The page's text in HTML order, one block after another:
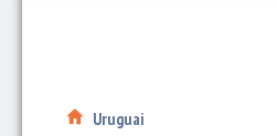
Uruguai